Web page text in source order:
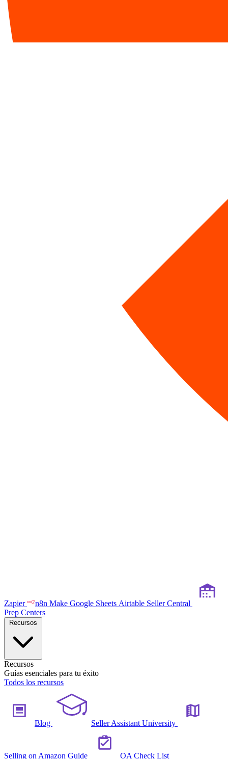
Zapier n8n Make Google Sheets Airtable Seller Central
Prep Centers
Recursos
Guías esenciales para tu éxito
Todos los recursos
Blog Seller Assistant University
Selling on Amazon Guide
OA Check List